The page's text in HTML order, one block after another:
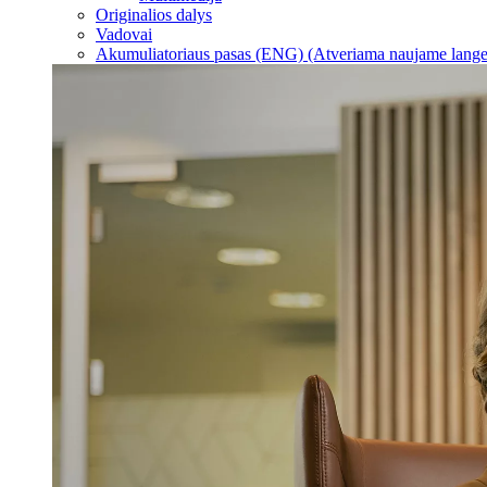
Originalios dalys
Vadovai
Akumuliatoriaus pasas (ENG) (Atveriama naujame